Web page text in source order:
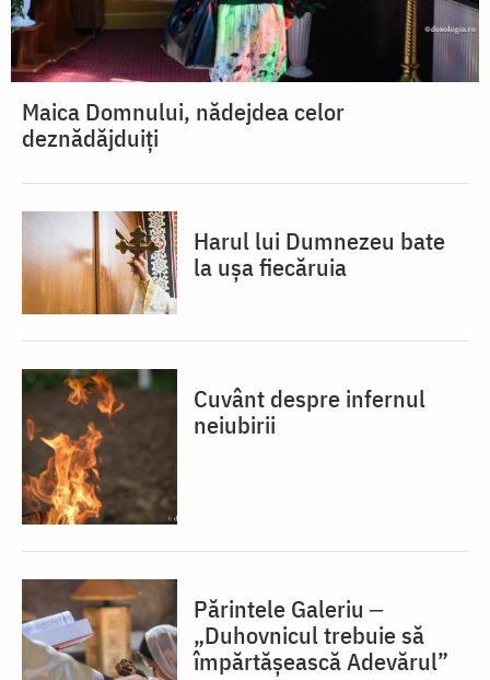
Maica Domnului, nădejdea celor
deznădăjduiți
Harul lui Dumnezeu bate
la ușa fiecăruia
Cuvânt despre infernul
neiubirii
Părintele Galeriu ‒
„Duhovnicul trebuie să
împărtășească Adevărul”